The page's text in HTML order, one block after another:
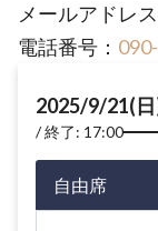
メールアドレス
電話番号：
2025/9/21(日
終了: 17:00
自由席